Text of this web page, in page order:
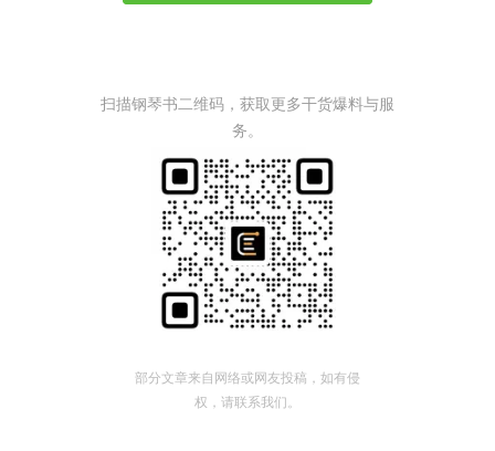
扫描钢琴书二维码，获取更多干货爆料与服
务。
部分文章来自网络或网友投稿，如有侵
权，请联系我们。